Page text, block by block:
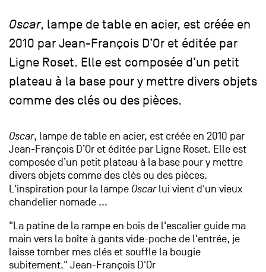
Oscar, lampe de table en acier, est créée en
2010 par Jean-François D’Or et éditée par
Ligne Roset. Elle est composée d’un petit
plateau à la base pour y mettre divers objets
comme des clés ou des pièces.
Oscar, lampe de table en acier, est créée en 2010 par
Jean-François D’Or et éditée par Ligne Roset. Elle est
composée d’un petit plateau à la base pour y mettre
divers objets comme des clés ou des pièces.
L'inspiration pour la lampe Oscarlui vient d'un vieux
chandelier nomade ...
"La patine de la rampe en bois de l'escalier guide ma
main vers la boîte à gants vide-poche de l'entrée, je
laisse tomber mes clés et souffle la bougie
subitement." Jean-François D'Or